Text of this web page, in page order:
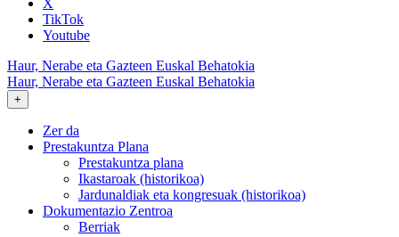
X
TikTok
Youtube
Haur, Nerabe eta Gazteen Euskal Behatokia
Haur, Nerabe eta Gazteen Euskal Behatokia
+
Zer da
Prestakuntza Plana
Prestakuntza plana
Ikastaroak (historikoa)
Jardunaldiak eta kongresuak (historikoa)
Dokumentazio Zentroa
Berriak